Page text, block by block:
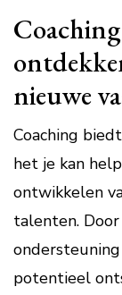
nieuwe
Coaching
het je kan
ontwikkelen
talenten.
potentieel